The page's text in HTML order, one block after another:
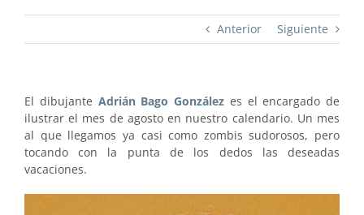
Anterior Siguiente
El dibujante Adrián Bago González es el encargado de
ilustrar el mes de agosto en nuestro calendario. Un mes
al que llegamos ya casi como zombis sudorosos, pero
tocando con la punta de los dedos las deseadas
vacaciones.